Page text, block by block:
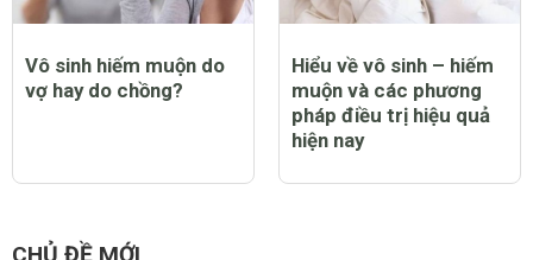
Vô sinh hiếm muộn do
vợ hay do chồng?
Hiểu về vô sinh – hiếm
muộn và các phương
pháp điều trị hiệu quả
hiện nay
CHỦ ĐỀ MỚI